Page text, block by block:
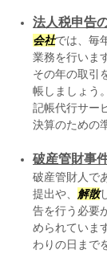
法人税申告
会社では、毎
業務を行いま
その年の取引
帳しましょう
記帳代行サー
決算のための
破産管財事
破産管財人で
提出や、 解散
告を行う必要
められていま
わりの日まで